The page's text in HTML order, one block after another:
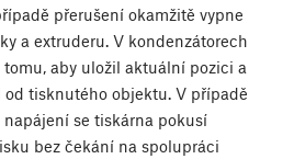
přerušení okamžitě vypne
a extruderu. V kondenzátorech
aby uložil aktuální pozici a
tisknutého objektu. V případě
se tiskárna pokusí
bez čekání na spolupráci